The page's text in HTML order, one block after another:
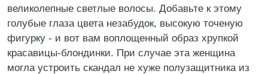
великолепные светлые волосы. Добавьте к этому
голубые глаза цвета незабудок, высокую точеную
фигурку - и вот вам воплощенный образ хрупкой
красавицы-блондинки. При случае эта женщина
могла устроить скандал не хуже полузащитника из